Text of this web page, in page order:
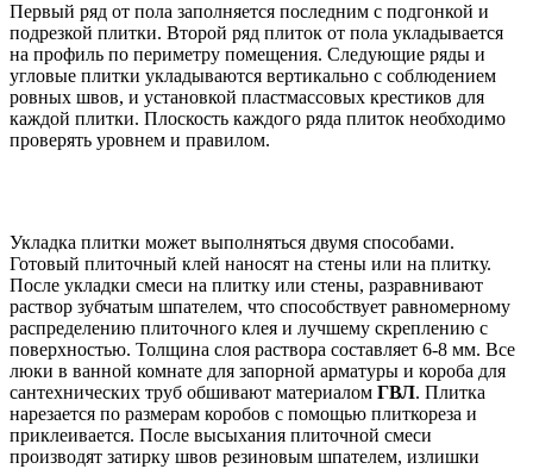
Первый ряд от пола заполняется последним с подгонкой и
подрезкой плитки. Второй ряд плиток от пола укладывается
на профиль по периметру помещения. Следующие ряды и
угловые плитки укладываются вертикально с соблюдением
ровных швов, и установкой пластмассовых крестиков для
каждой плитки. Плоскость каждого ряда плиток необходимо
проверять уровнем и правилом.
Укладка плитки может выполняться двумя способами.
Готовый плиточный клей наносят на стены или на плитку.
После укладки смеси на плитку или стены, разравнивают
раствор зубчатым шпателем, что способствует равномерному
распределению плиточного клея и лучшему скреплению с
поверхностью. Толщина слоя раствора составляет 6-8 мм. Все
люки в ванной комнате для запорной арматуры и короба для
сантехнических труб обшивают материалом ГВЛ. Плитка
нарезается по размерам коробов с помощью плиткореза и
приклеивается. После высыхания плиточной смеси
производят затирку швов резиновым шпателем, излишки